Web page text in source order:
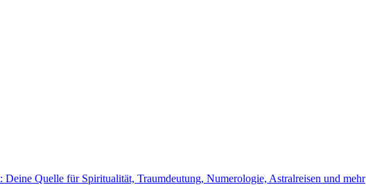
Deine Quelle für Spiritualität, Traumdeutung, Numerologie, Astralreisen und mehr